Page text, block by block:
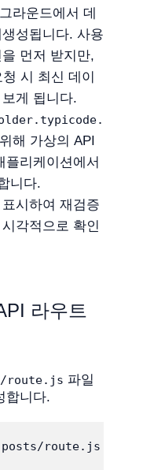
라운드에서 데
성됩니다. 사용
먼저 받지만,
시 최신 데이
게 됩니다.
해 가상의 API
플리케이션에서
니다.
시하여 재검증
각적으로 확인
라우트
route.js 파일
합니다.
route.js